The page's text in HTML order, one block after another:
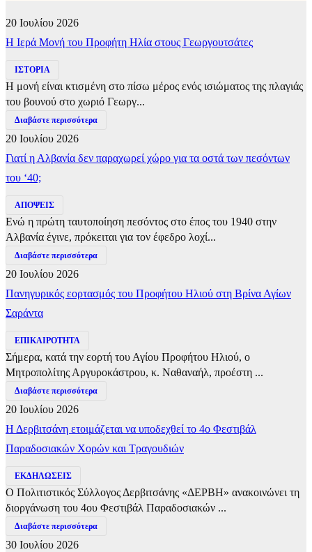
20 Ιουλίου 2026
​Η Ιερά Μονή του Προφήτη Ηλία στους Γεωργουτσάτες
ΙΣΤΟΡΙΑ
Η μονή είναι κτισμένη στο πίσω μέρος ενός ισιώματος της πλαγιάς
του βουνού στο χωριό Γεωργ...
Διαβάστε περισσότερα
20 Ιουλίου 2026
Γιατί η Αλβανία δεν παραχωρεί χώρο για τα οστά των πεσόντων
του ‘40;
ΑΠΟΨΕΙΣ
Ενώ η πρώτη ταυτοποίηση πεσόντος στο έπος του 1940 στην
Αλβανία έγινε, πρόκειται για τον έφεδρο λοχί...
Διαβάστε περισσότερα
20 Ιουλίου 2026
Πανηγυρικός εορτασμός του Προφήτου Ηλιού στη Βρίνα Αγίων
Σαράντα
ΕΠΙΚΑΙΡΟΤΗΤΑ
Σήμερα, κατά την εορτή του Αγίου Προφήτου Ηλιού, ο
Μητροπολίτης Αργυροκάστρου, κ. Ναθαναήλ, προέστη ...
Διαβάστε περισσότερα
20 Ιουλίου 2026
Η Δερβιτσάνη ετοιμάζεται να υποδεχθεί το 4ο Φεστιβάλ
Παραδοσιακών Χορών και Τραγουδιών
ΕΚΔΗΛΩΣΕΙΣ
Ο Πολιτιστικός Σύλλογος Δερβιτσάνης «ΔΕΡΒΗ» ανακοινώνει τη
διοργάνωση του 4ου Φεστιβάλ Παραδοσιακών ...
Διαβάστε περισσότερα
30 Ιουλίου 2026